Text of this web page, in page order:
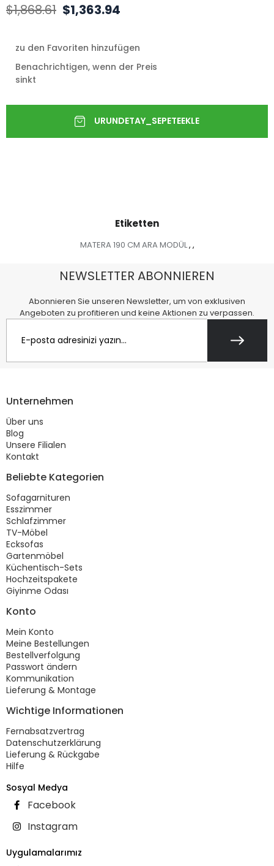
$1,868.61 $1,363.94
zu den Favoriten hinzufügen
Benachrichtigen, wenn der Preis
sinkt
Etiketten
MATERA 190 CM ARA MODÜL, ,
NEWSLETTER ABONNIEREN
Abonnieren Sie unseren Newsletter, um von exklusiven
Angeboten zu profitieren und keine Aktionen zu verpassen.
Unternehmen
Über uns
Blog
Unsere Filialen
Kontakt
Beliebte Kategorien
Sofagarnituren
Esszimmer
Schlafzimmer
TV-Möbel
Ecksofas
Gartenmöbel
Küchentisch-Sets
Hochzeitspakete
Giyinme Odası
Konto
Mein Konto
Meine Bestellungen
Bestellverfolgung
Passwort ändern
Kommunikation
Lieferung & Montage
Wichtige Informationen
Fernabsatzvertrag
Datenschutzerklärung
Lieferung & Rückgabe
Hilfe
Sosyal Medya
Facebook
Instagram
Uygulamalarımız